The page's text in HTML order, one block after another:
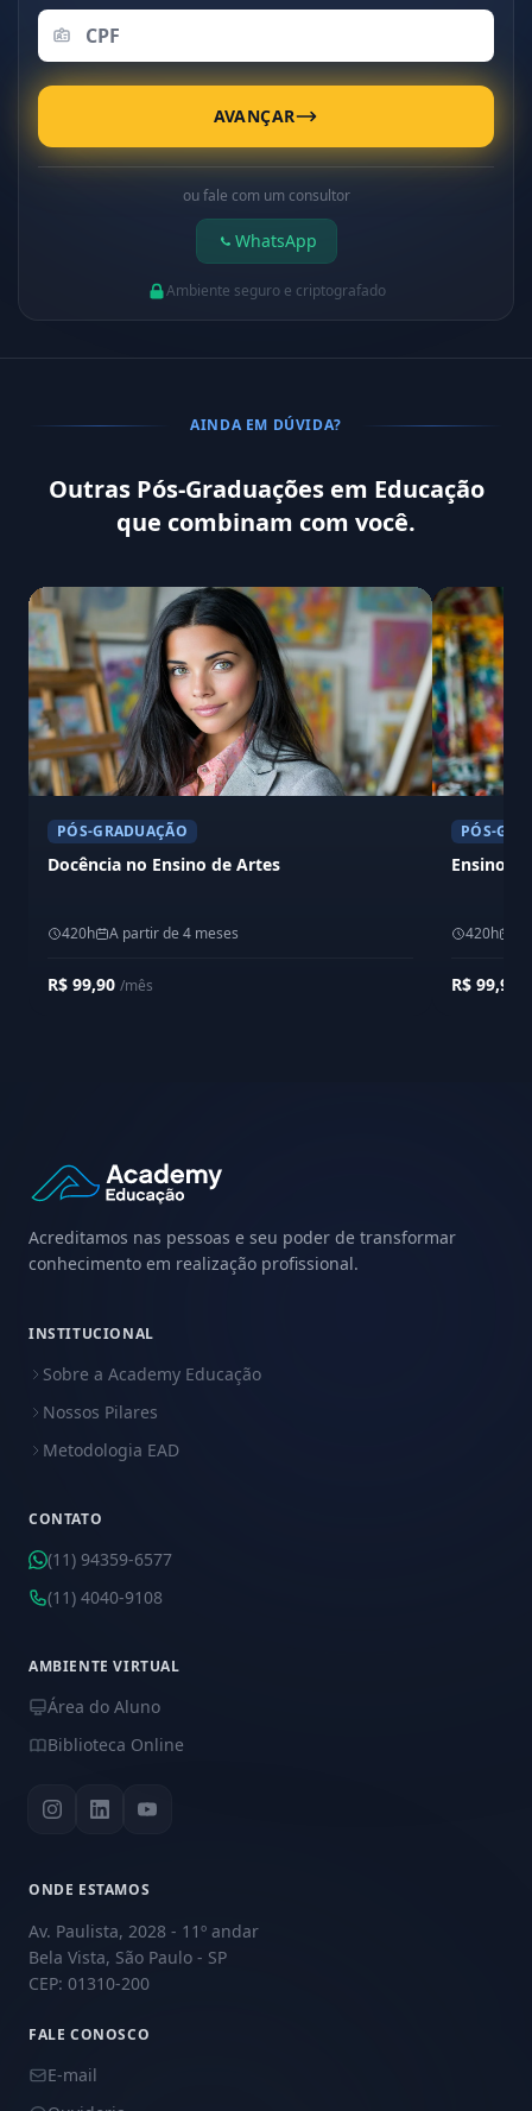
AVANÇAR
ou fale com um consultor
WhatsApp
Ambiente seguro e criptografado
AINDA EM DÚVIDA?
Outras Pós-Graduações em Educação
que combinam com você.
PÓS-GRADUAÇÃO
Docência no Ensino de Artes
420h A partir de 4 meses
R$ 99,90 /mês
PÓS-
Ensino
420h
R$ 99,90
Acreditamos nas pessoas e seu poder de transformar
conhecimento em realização profissional.
INSTITUCIONAL
Sobre a Academy Educação
Nossos Pilares
Metodologia EAD
CONTATO
(11) 94359-6577
(11) 4040-9108
AMBIENTE VIRTUAL
Área do Aluno
Biblioteca Online
ONDE ESTAMOS
Av. Paulista, 2028 - 11º andar
Bela Vista, São Paulo - SP
CEP: 01310-200
FALE CONOSCO
E-mail